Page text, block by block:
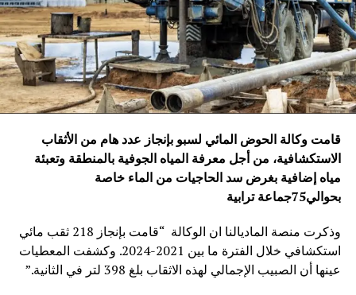
قامت وكالة الحوض المائي لسبو بإنجاز عدد هام من الأثقاب
الاستكشافية، من أجل معرفة المياه الجوفية بالمنطقة وتعبئة
مياه إضافية بغرض سد الحاجيات من الماء خاصة
بحوالي75جماعة ترابية
وذكرت منصة الماديالنا ان الوكالة “قامت بإنجاز 218 ثقب مائي
استكشافي خلال الفترة ما بين 2021-2024. وكشفت المعطيات
عينها أن الصبيب الإجمالي لهذه الاثقاب بلغ 398 لتر في الثانية.”